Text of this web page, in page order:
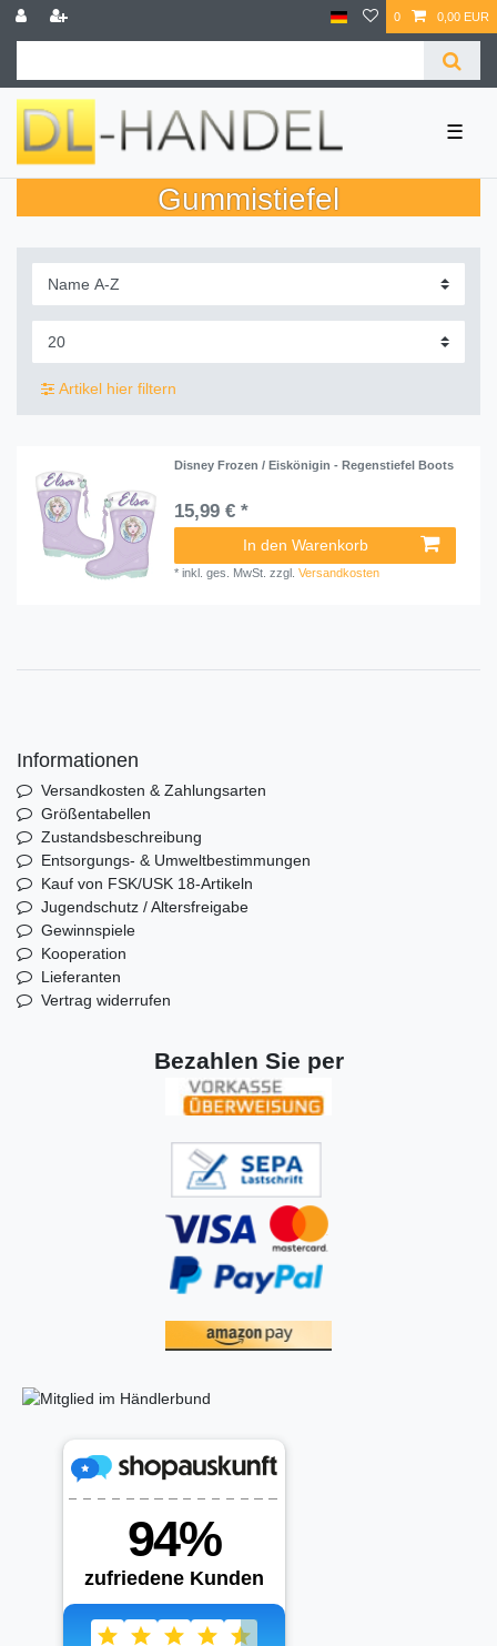
0 0,00 EUR
☰
Gummistiefel
Artikel hier filtern
Disney Frozen / Eiskönigin - Regenstiefel Boots
15,99 € *
In den Warenkorb
*inkl. ges. MwSt. zzgl.Versandkosten
Informationen
Versandkosten & Zahlungsarten
Größentabellen
Zustandsbeschreibung
Entsorgungs- & Umweltbestimmungen
Kauf von FSK/USK 18-Artikeln
Jugendschutz / Altersfreigabe
Gewinnspiele
Kooperation
Lieferanten
Vertrag widerrufen
Bezahlen Sie per